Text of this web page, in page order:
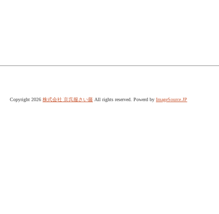
Copyright 2026 株式会社 京呉服さい藤 All rights reserved. Powerd by ImageSource.JP